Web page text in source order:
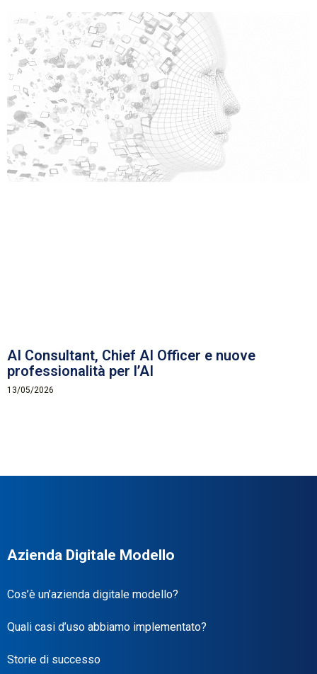
AI Consultant, Chief AI Officer e nuove
professionalità per l’AI
13/05/2026
Azienda Digitale Modello
Cos’è un’azienda digitale modello?
Quali casi d’uso abbiamo implementato?
Storie di successo